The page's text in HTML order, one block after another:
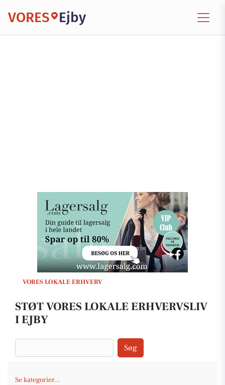
VORES Ejby
VORES LOKALE ERHVERV
STØT VORES LOKALE ERHVERVSLIV
I EJBY
Søg
Se kategorier...